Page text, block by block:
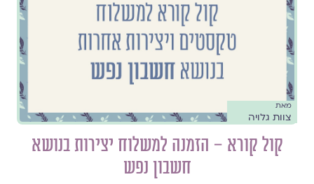
מאת
צוות גלויה
קול קורא – הזמנה למשלוח יצירות בנושא
חשבון נפש